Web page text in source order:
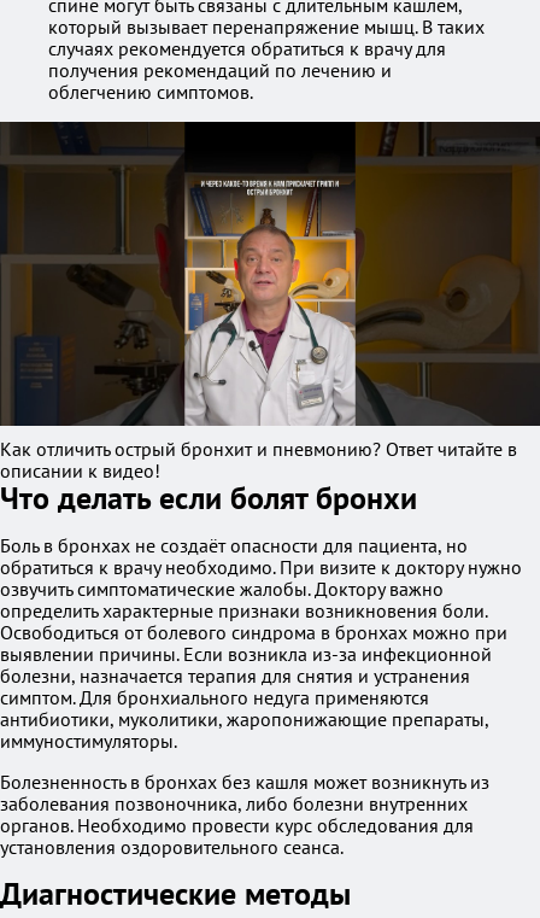
спине могут быть связаны с длительным кашлем,
который вызывает перенапряжение мышц. В таких
случаях рекомендуется обратиться к врачу для
получения рекомендаций по лечению и
облегчению симптомов.
Как отличить острый бронхит и пневмонию? Ответ читайте в
описании к видео!
Что делать если болят бронхи
Боль в бронхах не создаёт опасности для пациента, но
обратиться к врачу необходимо. При визите к доктору нужно
озвучить симптоматические жалобы. Доктору важно
определить характерные признаки возникновения боли.
Освободиться от болевого синдрома в бронхах можно при
выявлении причины. Если возникла из-за инфекционной
болезни, назначается терапия для снятия и устранения
симптом. Для бронхиального недуга применяются
антибиотики, муколитики, жаропонижающие препараты,
иммуностимуляторы.
Болезненность в бронхах без кашля может возникнуть из
заболевания позвоночника, либо болезни внутренних
органов. Необходимо провести курс обследования для
установления оздоровительного сеанса.
Диагностические методы